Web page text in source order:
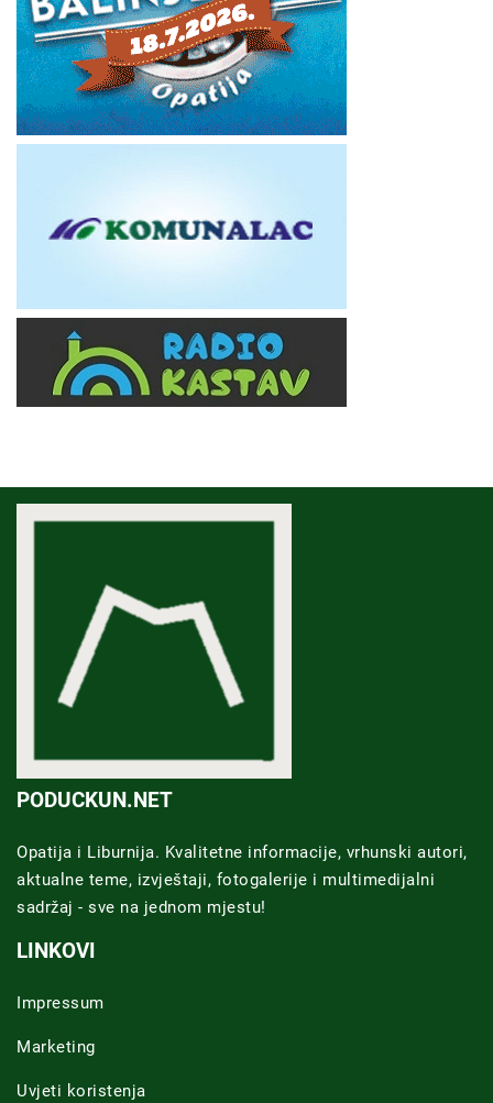
PODUCKUN.NET
Opatija i Liburnija. Kvalitetne informacije, vrhunski autori,
aktualne teme, izvještaji, fotogalerije i multimedijalni
sadržaj - sve na jednom mjestu!
LINKOVI
Impressum
Marketing
Uvjeti koristenja